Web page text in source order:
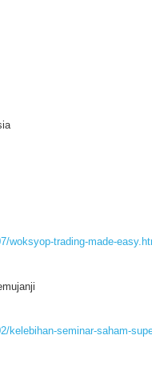
woksyop-trading-made-
kelebihan-seminar-saham-